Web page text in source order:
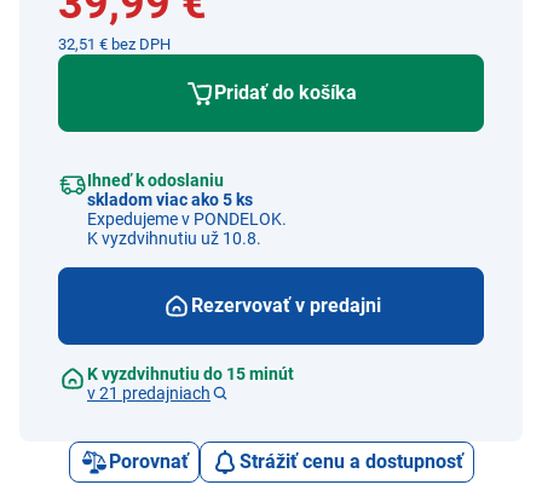
32,51 € bez DPH
Pridať do košíka
Ihneď k odoslaniu
skladom viac ako 5 ks
Expedujeme v PONDELOK.
K vyzdvihnutiu už 10.8.
Rezervovať v predajni
K vyzdvihnutiu do 15 minút
v 21 predajniach
Porovnať Strážiť cenu a dostupnosť